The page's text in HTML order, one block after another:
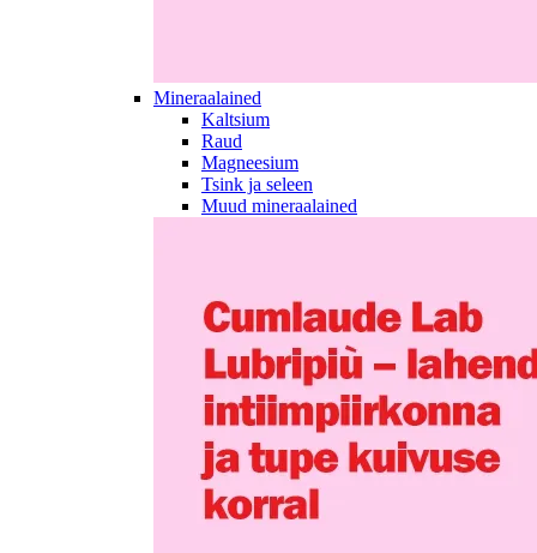
Mineraalained
Kaltsium
Raud
Magneesium
Tsink ja seleen
Muud mineraalained